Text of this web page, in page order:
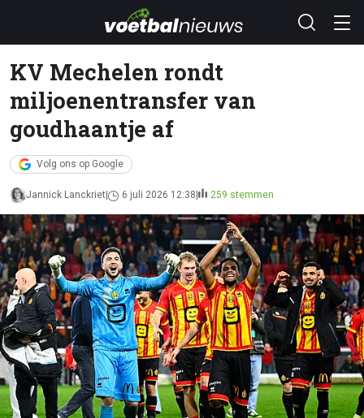
KV Mechelen rondt
miljoenentransfer van
goudhaantje af
Volg ons op Google
Jannick Lanckriet 6 juli 2026 12:38 259 stemmen